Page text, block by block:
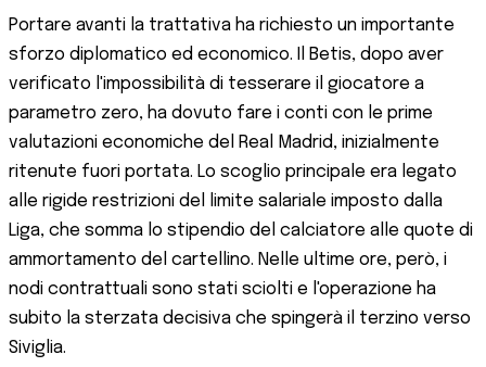
Portare avanti la trattativa ha richiesto un importante
sforzo diplomatico ed economico. Il Betis, dopo aver
verificato l'impossibilità di tesserare il giocatore a
parametro zero, ha dovuto fare i conti con le prime
valutazioni economiche del Real Madrid, inizialmente
ritenute fuori portata. Lo scoglio principale era legato
alle rigide restrizioni del limite salariale imposto dalla
Liga, che somma lo stipendio del calciatore alle quote di
ammortamento del cartellino. Nelle ultime ore, però, i
nodi contrattuali sono stati sciolti e l'operazione ha
subito la sterzata decisiva che spingerà il terzino verso
Siviglia.